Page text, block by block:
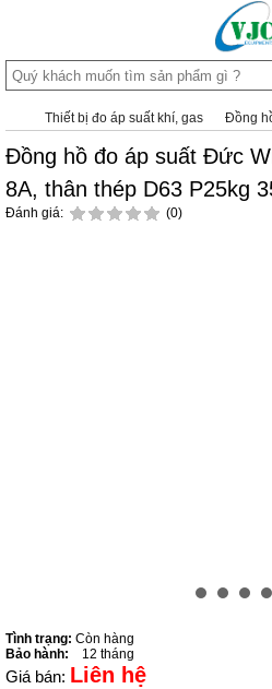
Thiết bị đo áp suất khí, gas Đồng
Đồng hồ đo áp suất Đức
8A, thân thép D63 P25kg
Đánh giá: (0)
Tình trạng: Còn hàng
Bảo hành:
12 tháng
Giá bán: Liên hệ